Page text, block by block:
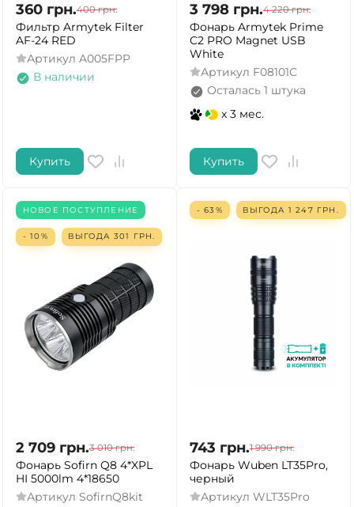
360 грн.400 грн.
Фильтр Armytek Filter
AF-24 RED
Артикул A005FPP
В наличии
Купить
3 798 грн.4 220 грн.
Фонарь Armytek Prime
C2 PRO Magnet USB
White
Артикул F08101C
Осталась 1 штука
x 3 мес.
Купить
НОВОЕ ПОСТУПЛЕНИЕ
- 10% ВЫГОДА 301 ГРН.
2 709 грн.3 010 грн.
Фонарь Sofirn Q8 4*XPL
HI 5000lm 4*18650
Артикул SofirnQ8kit
- 63% ВЫГОДА 1 247 ГРН.
743 грн.1 990 грн.
Фонарь Wuben LT35Pro,
черный
Артикул WLT35Pro